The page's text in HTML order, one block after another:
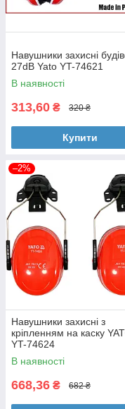
Навушники захисні
27dB Yato YT-74621
В наявності
313,60 ₴ 320 ₴
Купити
–2%
Навушники захисні з
кріпленням на каску
YT-74624
В наявності
668,36 ₴ 682 ₴